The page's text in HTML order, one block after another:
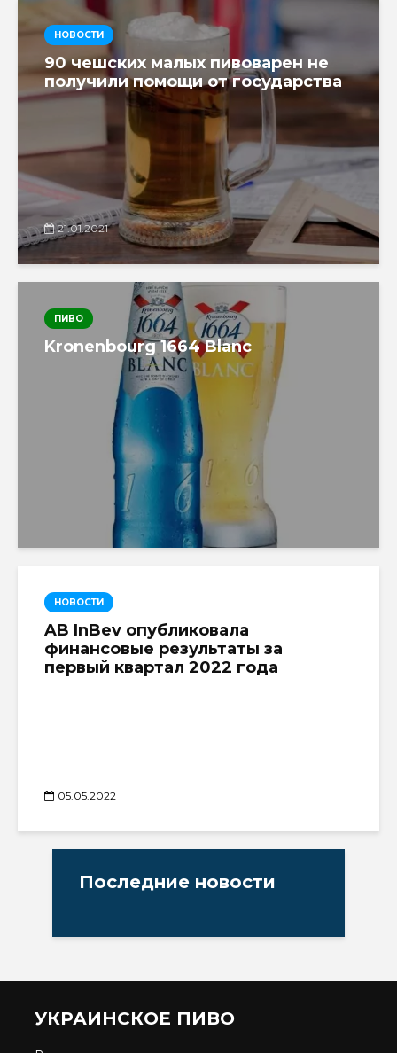
НОВОСТИ
90 чешских малых пивоварен не
получили помощи от государства
21.01.2021
ПИВО
Kronenbourg 1664 Blanc
НОВОСТИ
AB InBev опубликовала
финансовые результаты за
первый квартал 2022 года
05.05.2022
Последние новости
УКРАИНСКОЕ ПИВО